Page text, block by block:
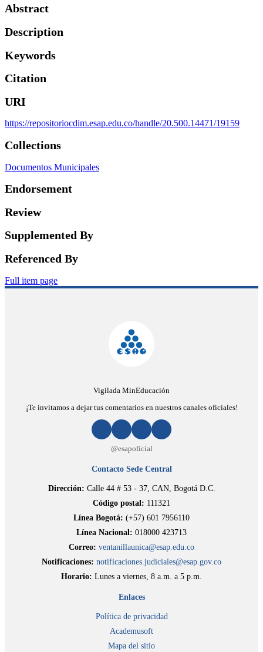
Abstract
Description
Keywords
Citation
URI
https://repositoriocdim.esap.edu.co/handle/20.500.14471/19159
Collections
Documentos Municipales
Endorsement
Review
Supplemented By
Referenced By
Full item page
Vigilada MinEducación
¡Te invitamos a dejar tus comentarios en nuestros canales oficiales!
@esapoficial
Contacto Sede Central
Dirección: Calle 44 # 53 - 37, CAN, Bogotá D.C.
Código postal: 111321
Línea Bogotá: (+57) 601 7956110
Línea Nacional: 018000 423713
Correo: ventanillaunica@esap.edu.co
Notificaciones: notificaciones.judiciales@esap.gov.co
Horario: Lunes a viernes, 8 a.m. a 5 p.m.
Enlaces
Política de privacidad
Academusoft
Mapa del sitio